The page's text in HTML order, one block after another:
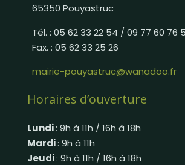
65350 Pouyastruc
Tél. : 05 62 33 22 54 / 09 77 60 76
Fax. : 05 62 33 25 26
mairie-pouyastruc@wanadoo.fr
Horaires d’ouverture
Lundi: 9h à 11h / 16h à 18h
Mardi: 9h à 11h
Jeudi: 9h à 11h / 16h à 18h